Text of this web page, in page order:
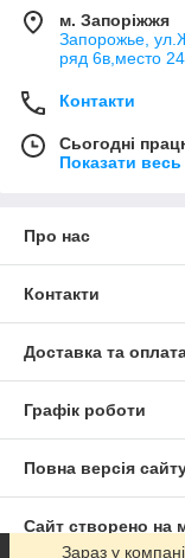
м. Запоріжжя
Запорожье,
ряд 6в,место
Контакти
Сьогодні
Показати
Про нас
Контакти
Доставка та
Графік роботи
Повна версія
Сайт створено на
Зараз у